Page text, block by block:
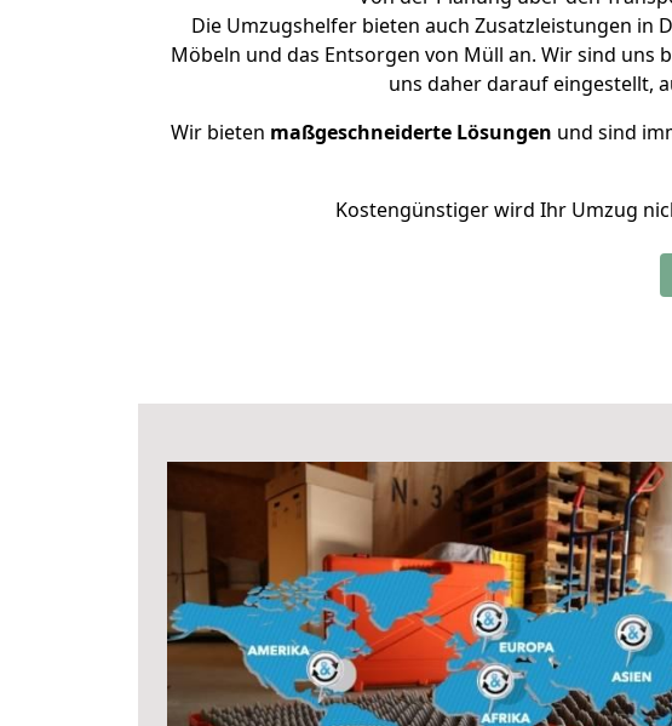
Die Umzugshelfer bieten auch Zusatzleistungen in
Möbeln und das Entsorgen von Müll an. Wir sind uns
uns daher darauf eingestellt,
Wir bieten maßgeschneiderte Lösungen und sind
Kostengünstiger wird Ihr Umzug